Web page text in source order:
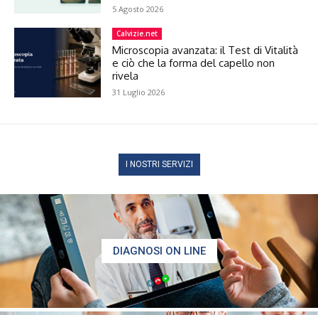
5 Agosto 2026
Calvizie.net
Microscopia avanzata: il Test di Vitalità
e ciò che la forma del capello non
rivela
31 Luglio 2026
I NOSTRI SERVIZI
DIAGNOSI ON LINE